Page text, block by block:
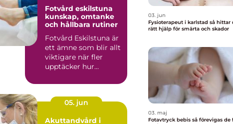
Fotvård eskilstuna
kunskap, omtanke
och hållbara rutiner
Fotvård Eskilstuna är
ett ämne som blir allt
viktigare när fler
upptäcker hur
påverk...
05. jun
Akuttandvård i
03. jun
Fysioterapeut i karlstad så hittar du
rätt hjälp för smärta och skador
03. maj
Fotavtryck bebis så förevigas de första